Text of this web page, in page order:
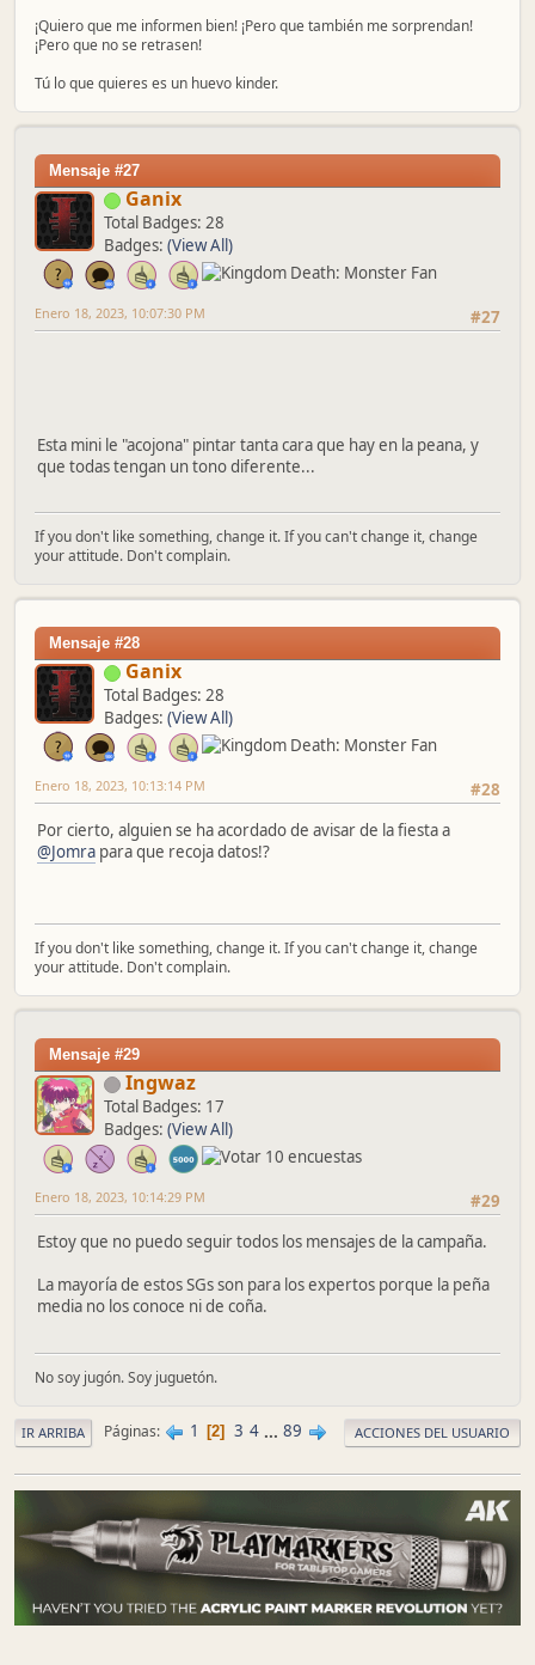
¡Quiero que me informen bien! ¡Pero que también me sorprendan!
¡Pero que no se retrasen!
Tú lo que quieres es un huevo kinder.
Mensaje #27
Ganix
Total Badges: 28
Badges: (View All)
#27
Enero 18, 2023, 10:07:30 PM
Esta mini le "acojona" pintar tanta cara que hay en la peana, y
que todas tengan un tono diferente...
If you don't like something, change it. If you can't change it, change
your attitude. Don't complain.
Mensaje #28
Ganix
Total Badges: 28
Badges: (View All)
#28
Enero 18, 2023, 10:13:14 PM
Por cierto, alguien se ha acordado de avisar de la fiesta a
@Jomra para que recoja datos!?
If you don't like something, change it. If you can't change it, change
your attitude. Don't complain.
Mensaje #29
Ingwaz
Total Badges: 17
Badges: (View All)
#29
Enero 18, 2023, 10:14:29 PM
Estoy que no puedo seguir todos los mensajes de la campaña.
La mayoría de estos SGs son para los expertos porque la peña
media no los conoce ni de coña.
No soy jugón. Soy juguetón.
IR ARRIBA Páginas 1 2 3 4 ... 89 ACCIONES DEL USUARIO